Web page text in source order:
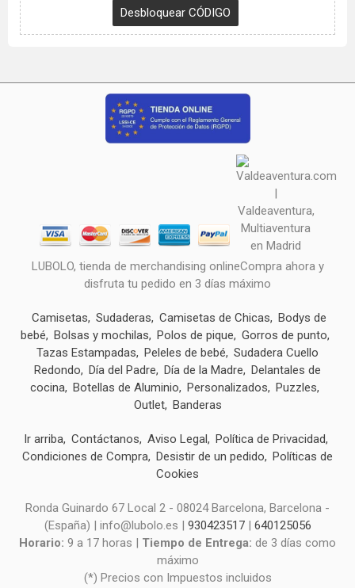
LUBOLO, tienda de merchandising onlineCompra ahora y
disfruta tu pedido en 3 días máximo
Camisetas Sudaderas Camisetas de Chicas
Bodys de
bebé
Bolsas y mochilas Polos de pique
Gorros de punto
Tazas Estampadas
Peleles de bebé
Sudadera Cuello
Redondo
Día del Padre Día de la Madre
Delantales de
cocina Botellas de Aluminio Personalizados
Puzzles
Outlet Banderas
Ir arriba Contáctanos Aviso Legal
Política de Privacidad
Condiciones de Compra Desistir de un pedido
Políticas de
Cookies
Ronda Guinardo 67 Local 2 - 08024 Barcelona, Barcelona -
(España) | info@lubolo.es | 930423517| 640125056
Horario: 9 a 17 horas | Tiempo de Entrega: de 3 días como
máximo
(*) Precios con Impuestos incluidos